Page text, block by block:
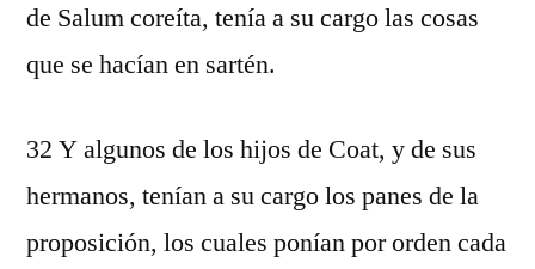
de Salum coreíta, tenía a su cargo las cosas
que se hacían en sartén.
32 Y algunos de los hijos de Coat, y de sus
hermanos, tenían a su cargo los panes de la
proposición, los cuales ponían por orden cada